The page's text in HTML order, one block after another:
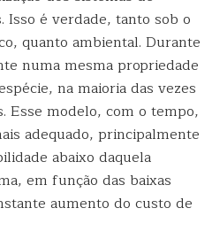
Isso é verdade, tanto sob o
quanto ambiental. Durante
numa mesma propriedade
na maioria das vezes
Esse modelo, com o tempo,
adequado, principalmente
abaixo daquela
em função das baixas
aumento do custo de